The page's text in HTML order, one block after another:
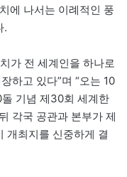
에 나서는 이례적인 풍
.
가 전 세계인을 하나로
하고 있다”며 “오는 10
기념 제30회 세계한
각국 공관과 본부가 제
개최지를 신중하게 결